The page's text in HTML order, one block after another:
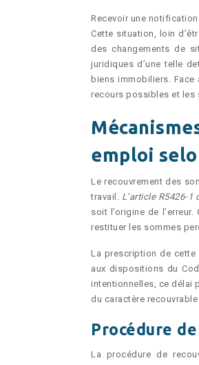
Recevoir une
Cette situation, loin
des changements de
juridiques d’une telle
biens immobiliers.
recours possibles et les
emploi
Le recouvrement des
travail. L’article R5426-
soit l’origine de
restituer les sommes
La prescription de cette
aux dispositions du
intentionnelles, ce délai
du caractère recouvrable
Procédure
La procédure de